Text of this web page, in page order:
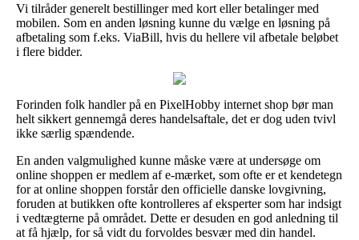
Vi tilråder generelt bestillinger med kort eller betalinger med
mobilen. Som en anden løsning kunne du vælge en løsning på
afbetaling som f.eks. ViaBill, hvis du hellere vil afbetale beløbet
i flere bidder.
Forinden folk handler på en PixelHobby internet shop bør man
helt sikkert gennemgå deres handelsaftale, det er dog uden tvivl
ikke særlig spændende.
En anden valgmulighed kunne måske være at undersøge om
online shoppen er medlem af e-mærket, som ofte er et kendetegn
for at online shoppen forstår den officielle danske lovgivning,
foruden at butikken ofte kontrolleres af eksperter som har indsigt
i vedtægterne på området. Dette er desuden en god anledning til
at få hjælp, for så vidt du forvoldes besvær med din handel.